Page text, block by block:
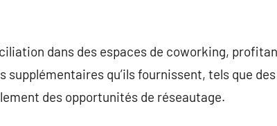
dans des espaces de coworking,
qu’ils fournissent, tels que
des opportunités de réseautage.